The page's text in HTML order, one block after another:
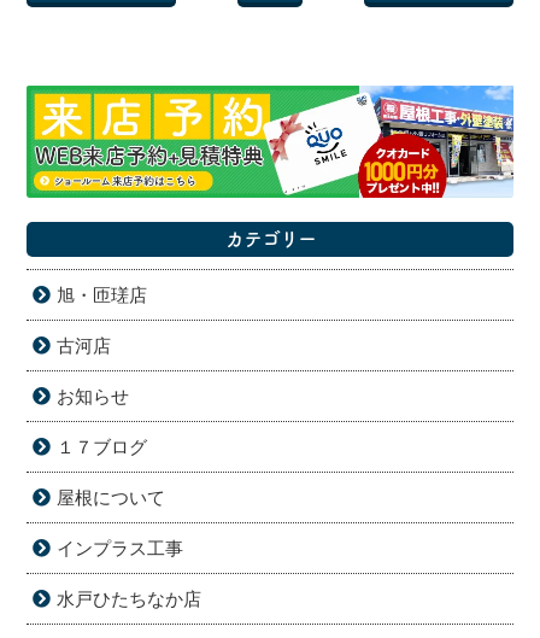
カテゴリー
旭・匝瑳店
古河店
お知らせ
１７ブログ
屋根について
インプラス工事
水戸ひたちなか店